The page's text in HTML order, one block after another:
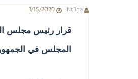
Nt3ga
3/15/2020
المجلس في الجمهورية اعتبارًا